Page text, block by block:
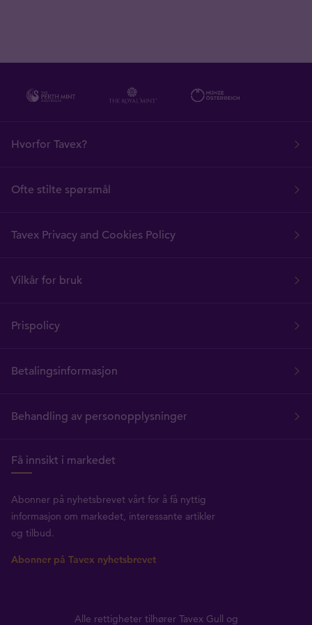
Hvorfor Tavex?
Ofte stilte spørsmål
Tavex Privacy and Cookies Policy
Vilkår for bruk
Prispolicy
Betalingsinformasjon
Behandling av personopplysninger
Få innsikt i markedet
Abonner på nyhetsbrevet vårt for å få nyttig
informasjon om markedet, interessante artikler
og tilbud.
Abonner på Tavex nyhetsbrevet
Alle rettigheter tilhører Tavex Gull og